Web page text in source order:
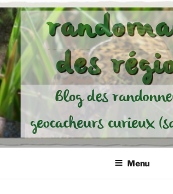
Aller
au
contenu
principal
des
Blog des
geocacheurs curieux
Menu